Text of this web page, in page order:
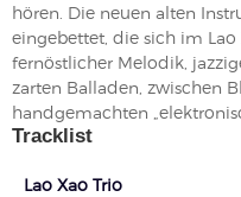
hören. Die neuen alten
eingebettet, die sich im
fernöstlicher Melodik,
zarten Balladen, zwischen
handgemachten
Tracklist
Lao Xao Trio